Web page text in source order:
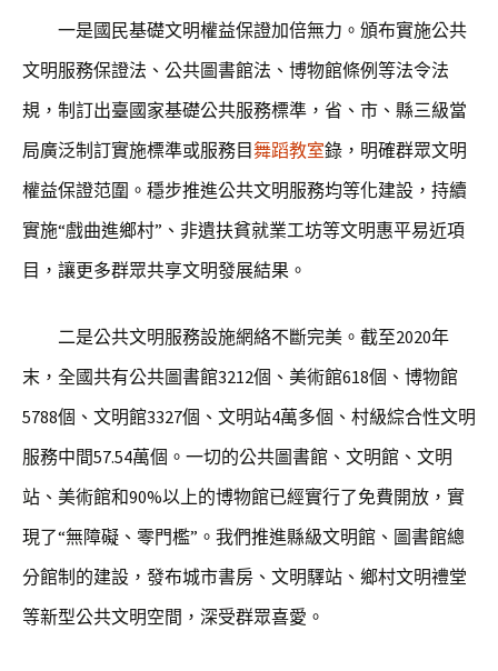
一是國民基礎文明權益保證加倍無力。頒布實施公共
文明服務保證法、公共圖書館法、博物館條例等法令法
規，制訂出臺國家基礎公共服務標準，省、市、縣三級當
局廣泛制訂實施標準或服務目舞蹈教室錄，明確群眾文明
權益保證范圍。穩步推進公共文明服務均等化建設，持續
實施“戲曲進鄉村”、非遺扶貧就業工坊等文明惠平易近項
目，讓更多群眾共享文明發展結果。
二是公共文明服務設施網絡不斷完美。截至2020年
末，全國共有公共圖書館3212個、美術館618個、博物館
5788個、文明館3327個、文明站4萬多個、村級綜合性文明
服務中間57.54萬個。一切的公共圖書館、文明館、文明
站、美術館和90%以上的博物館已經實行了免費開放，實
現了“無障礙、零門檻”。我們推進縣級文明館、圖書館總
分館制的建設，發布城市書房、文明驛站、鄉村文明禮堂
等新型公共文明空間，深受群眾喜愛。